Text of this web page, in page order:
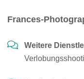
Frances-
Weitere